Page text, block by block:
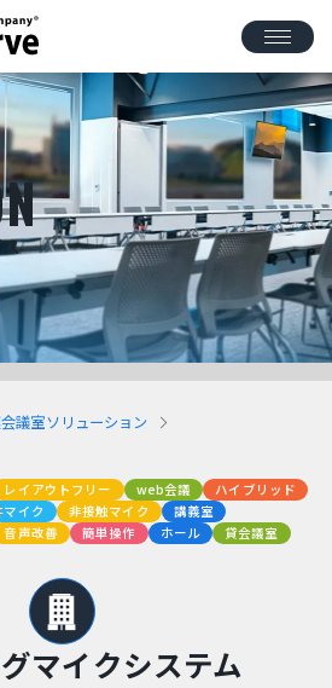
議室ソリューション
レイアウトフリー web会議
ハイブリッド
マイク 非接触マイク
講義室
音声改善 簡単操作 ホール
貸会議室
マイクシステム